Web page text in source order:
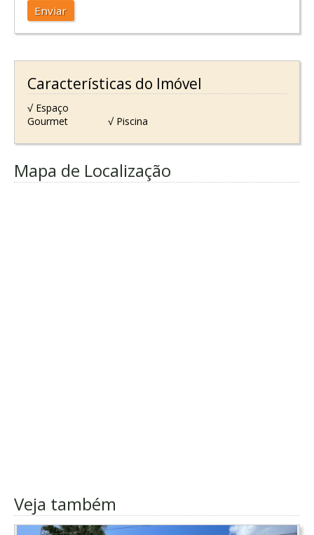
Enviar
Características do Imóvel
√ Espaço
Gourmet
√ Piscina
Mapa de Localização
Veja também